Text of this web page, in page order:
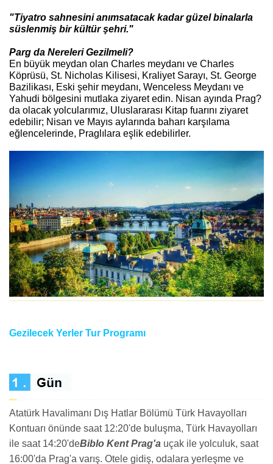
"Tiyatro sahnesini anımsatacak kadar güzel binalarla
süslenmiş bir kültür şehri."
Parg da Nereleri Gezilmeli?
En büyük meydan olan Charles meydanı ve Charles
Köprüsü, St. Nicholas Kilisesi, Kraliyet Sarayı, St. George
Bazilikası, Eski şehir meydanı, Wenceless Meydanı ve
Yahudi bölgesini mutlaka ziyaret edin. Nisan ayında Prag?
da olacak yolcularımız, Uluslararası Kitap fuarını ziyaret
edebilir; Nisan ve Mayıs aylarında baharı karşılama
eğlencelerinde, Praglılara eşlik edebilirler.
Gezilecek Yerler Tur Programı
Atatürk Havalimanı Dış Hatlar Bölümü Türk Havayolları
Kontuarı önünde saat 12:20'de buluşma, Türk Havayolları
ile saat 14:20'deBiblo Kent Prag'a uçak ile yolculuk, saat
16:00'da Prag'a varış. Otele gidiş, odalara yerleşme ve